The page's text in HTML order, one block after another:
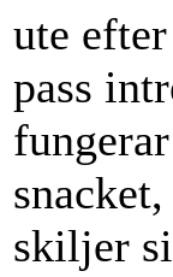
ute
pass
skiljer